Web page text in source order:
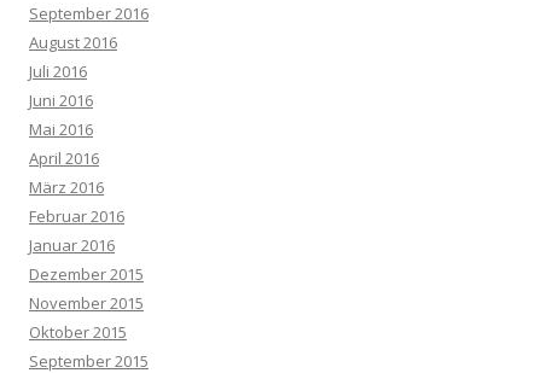
September 2016
August 2016
Juli 2016
Juni 2016
Mai 2016
April 2016
März 2016
Februar 2016
Januar 2016
Dezember 2015
November 2015
Oktober 2015
September 2015